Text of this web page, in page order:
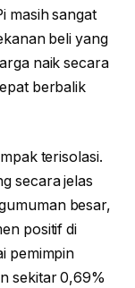
masih sangat
beli yang
naik secara
berbalik
terisolasi.
secara jelas
besar,
positif di
pemimpin
sekitar 0,69%